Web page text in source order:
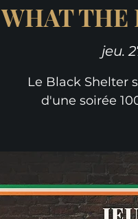
WHAT THE
jeu.
Le Black Shelter
d'une soirée